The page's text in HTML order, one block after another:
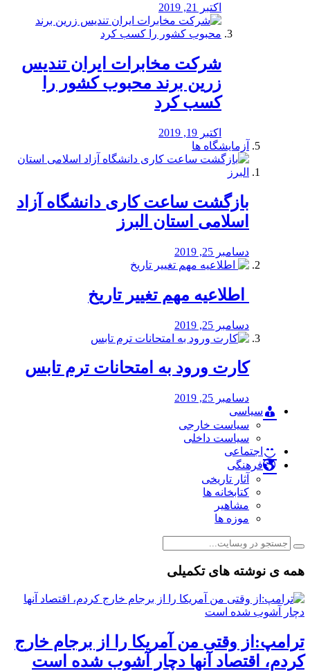
اکتبر 21, 2019
شرکت مخابرات ایران تندیس
زرین برند محبوب کشور را
کسب کرد
اکتبر 19, 2019
آزمایشگاه ها
بازگشت ساعت کاری دانشگاه آزاد
اسلامی استان البرز
دسامبر 25, 2019
️ اطلاعیه مهم تغییر تاریخ
دسامبر 25, 2019
کارت ورود به امتحانات ترم تابس
دسامبر 25, 2019
سیاسی
سیاست خارجی
سیاست داخلی
اجتماعی
فرهنگی
آثار تاریخی
کتابخانه ها
مشاهیر
موزه ها
همه ی نوشته های تکمیلی
ترامپ:از وقتی من آمریکا را از برجام خارج
کردم، اقتصاد آنها دچار آشوب شده است